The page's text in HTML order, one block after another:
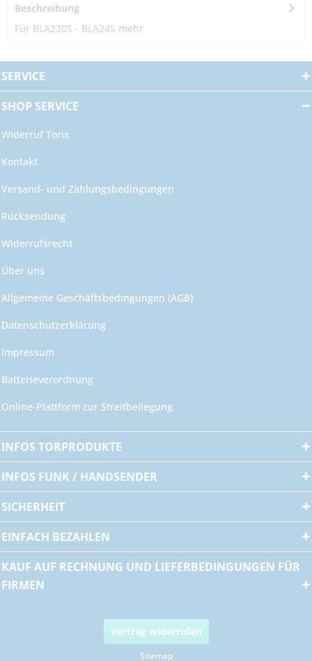
Beschreibung
Für BLA230S - BLA24S mehr
SERVICE
SHOP SERVICE
Widerruf Torix
Kontakt
Versand- und Zahlungsbedingungen
Rücksendung
Widerrufsrecht
Über uns
Allgemeine Geschäftsbedingungen (AGB)
Datenschutzerklärung
Impressum
Batterieverordnung
Online-Plattform zur Streitbeilegung
INFOS TORPRODUKTE
INFOS FUNK / HANDSENDER
SICHERHEIT
EINFACH BEZAHLEN
KAUF AUF RECHNUNG UND LIEFERBEDINGUNGEN FÜR
FIRMEN
Vertrag widerrufen
Sitemap